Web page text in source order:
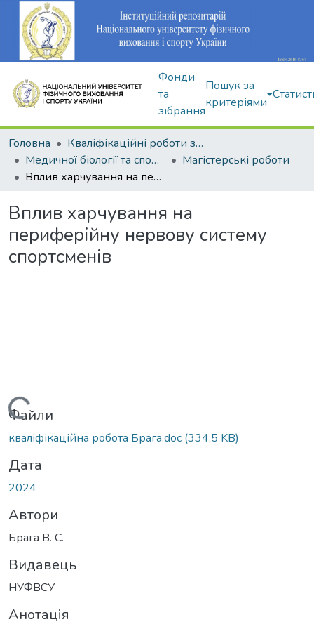
Фонди
та
зібрання
Пошук за
критеріями
Головна
Кваліфікаційні роботи здобувачів вищої освіти
Медичної біології та спортивної дієтології
Магістерські роботи
Вплив харчування на периферійну нервову систему спортсменів
Вплив харчування на
периферійну нервову систему
спортсменів
Вантажиться...
Файли
кваліфікаційна робота Брага.doc (334,5 KB)
Дата
2024
Автори
Брага В. С.
Видавець
НУФВСУ
Анотація